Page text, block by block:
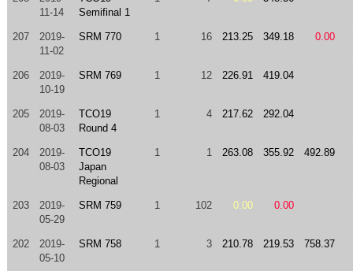
11-14
Semifinal 1
207
2019-
11-02
SRM 770 1 16 213.25 349.18 0.00
206
2019-
10-19
SRM 769 1 12 226.91 419.04
205
2019-
08-03
TCO19
Round 4
1 4 217.62 292.04
204
2019-
08-03
TCO19
Japan
Regional
1 1 263.08 355.92 492.89
203
2019-
05-29
SRM 759 1 102 0.00 0.00
202
2019-
05-10
SRM 758 1 3 210.78 219.53 758.37